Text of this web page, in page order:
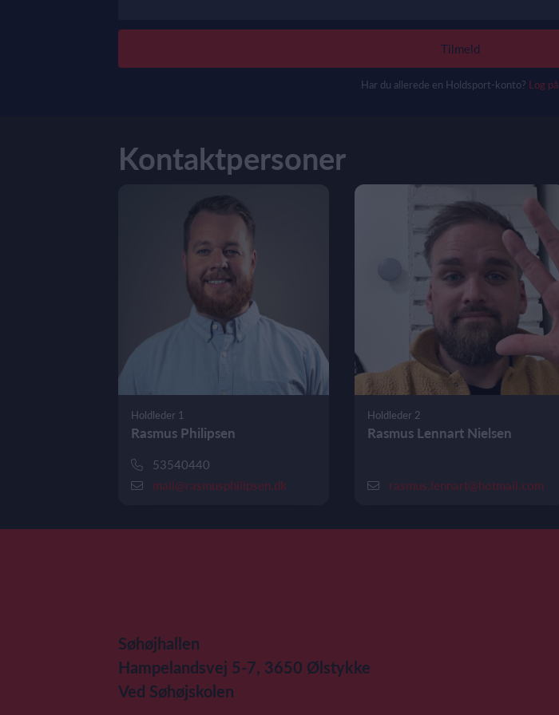
Tilmeld
Har du allerede en Holdsport-konto? Log på
Kontaktpersoner
Holdleder 1
Rasmus Philipsen
53540440
mail@rasmusphilipsen.dk
Holdleder 2
Rasmus Lennart Nielsen
rasmus.lennart@hotmail.com
Søhøjhallen
Hampelandsvej 5-7, 3650 Ølstykke
Ved Søhøjskolen